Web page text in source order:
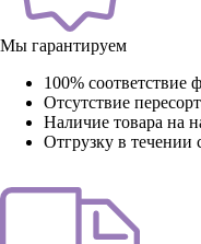
Мы гарантируем
100% соответствие
Отсутствие
Наличие товара на
Отгрузку в течении